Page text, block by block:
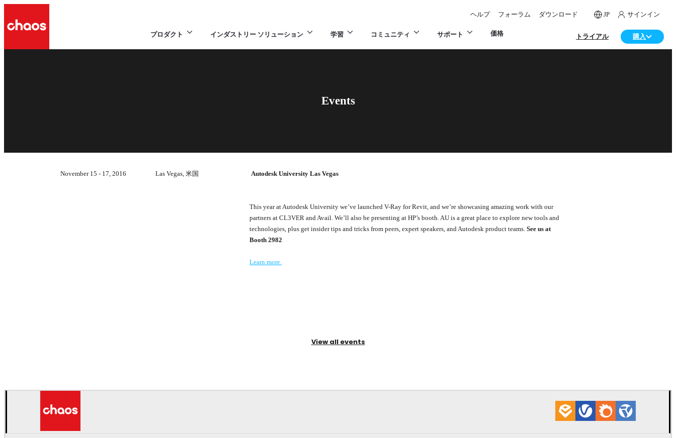
ヘルプ フォーラム ダウンロード JP サインイン
プロダクト インダストリー ソリューション 学習 コミュニティ サポート 価格 トライアル 購入
Events
November 15 - 17, 2016 Las Vegas, 米国 Autodesk University Las Vegas
This year at Autodesk University we’ve launched V-Ray for Revit, and we’re showcasing amazing work with our
partners at CL3VER and Avail. We’ll also be presenting at HP’s booth. AU is a great place to explore new tools and
technologies, plus get insider tips and tricks from peers, expert speakers, and Autodesk product teams. See us at
Booth 2982​
Learn more.
View all events